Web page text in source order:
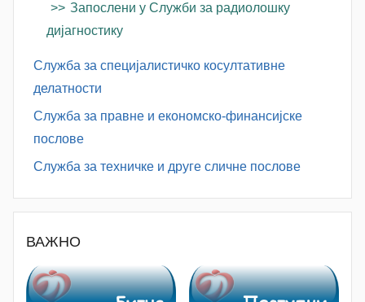
Запослени у Служби за радиолошку
дијагностику
Служба за специјалистичко косултативне
делатности
Служба за правне и економско-финансијске
послове
Служба за техничке и друге сличне послове
ВАЖНО